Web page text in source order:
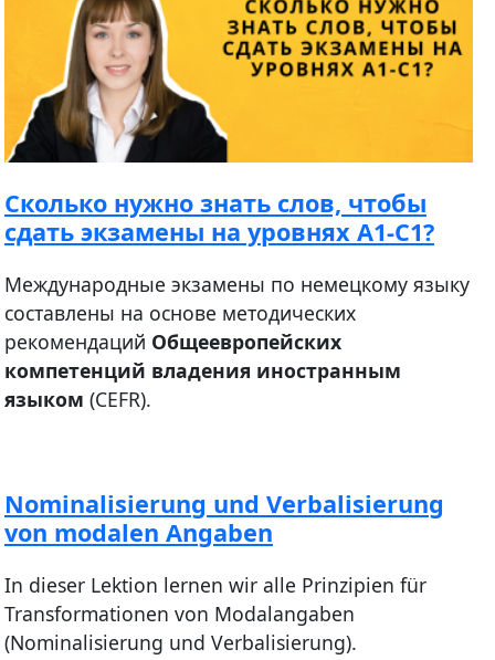
Cколько нужно знать слов, чтобы
сдать экзамены на уровнях A1-C1?
Международные экзамены по немецкому языку
составлены на основе методических
рекомендаций Общеевропейских
компетенций владения иностранным
языком (CEFR).
Nominalisierung und Verbalisierung
von modalen Angaben
In dieser Lektion lernen wir alle Prinzipien für
Transformationen von Modalangaben
(Nominalisierung und Verbalisierung).